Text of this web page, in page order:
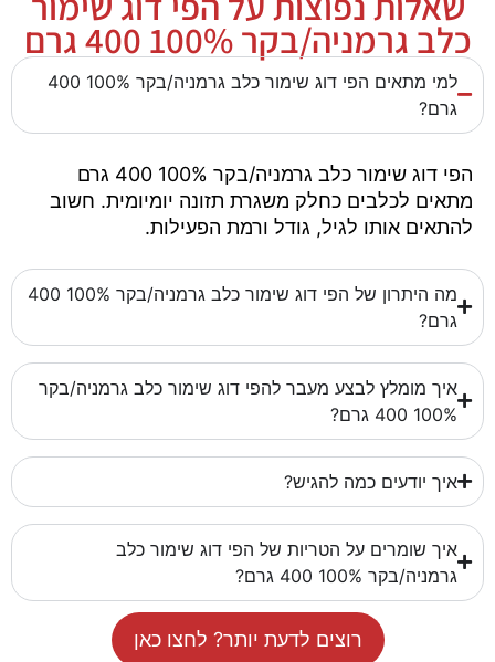
כלב גרמניה/בקר 100% 400 גרם
למי מתאים הפי דוג שימור כלב גרמניה/בקר 100% 400
גרם?
הפי דוג שימור כלב גרמניה/בקר 100% 400 גרם
מתאים לכלבים כחלק משגרת תזונה יומיומית. חשוב
להתאים אותו לגיל, גודל ורמת הפעילות.
מה היתרון של הפי דוג שימור כלב גרמניה/בקר 100% 400
גרם?
איך מומלץ לבצע מעבר להפי דוג שימור כלב גרמניה/בקר
100% 400 גרם?
איך יודעים כמה להגיש?
איך שומרים על הטריות של הפי דוג שימור כלב
גרמניה/בקר 100% 400 גרם?
רוצים לדעת יותר? לחצו כאן